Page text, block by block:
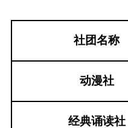
社团名称
动漫社
经典诵读社